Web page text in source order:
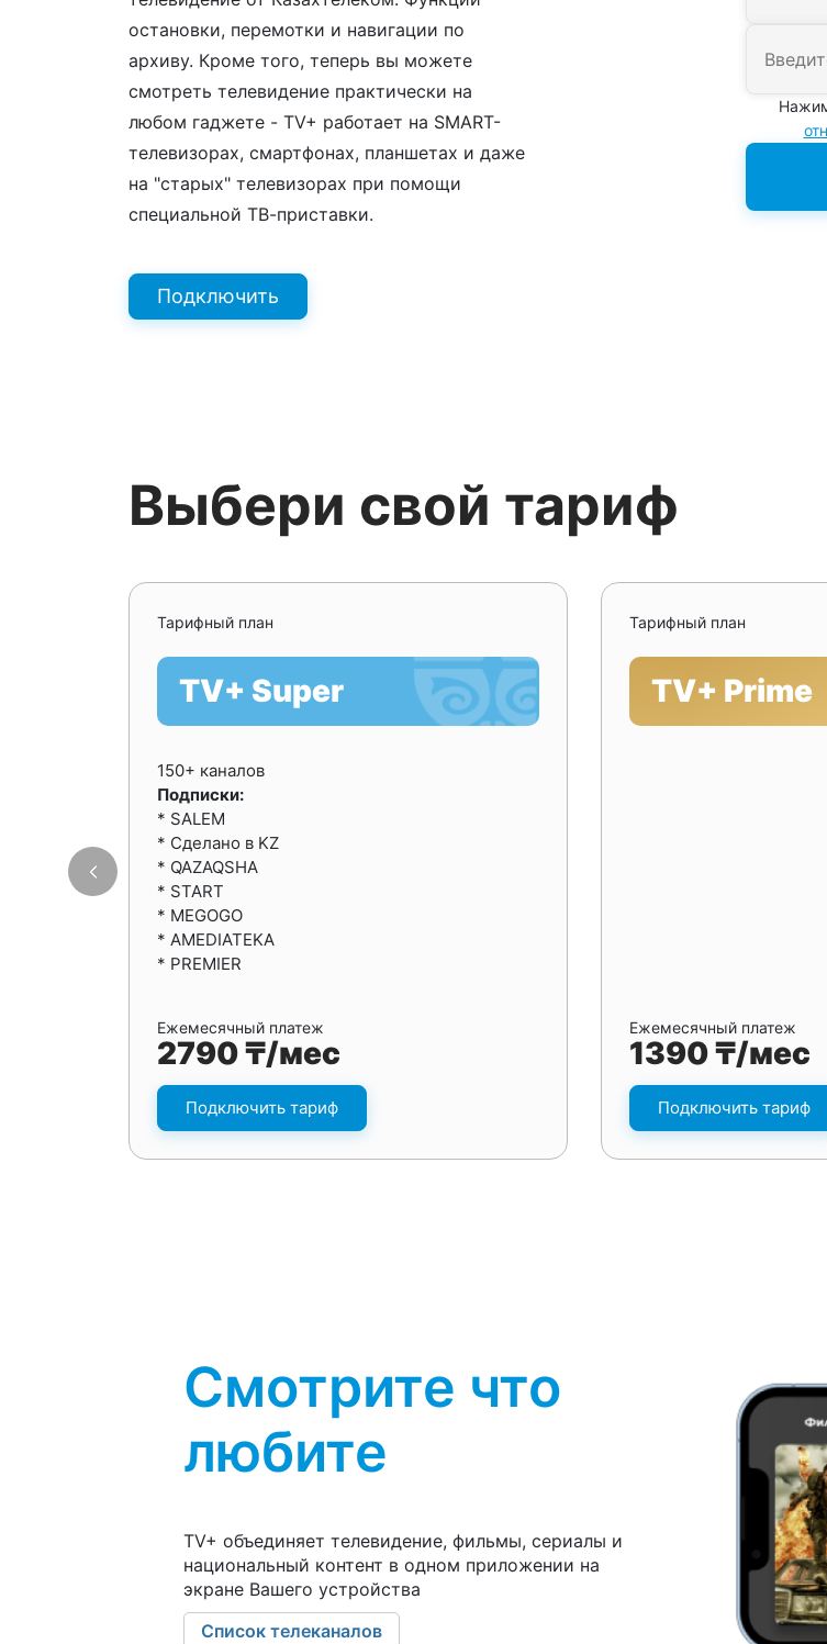
остановки, перемотки и навигации по
архиву. Кроме того, теперь вы можете
смотреть телевидение практически на
любом гаджете - TV+ работает на SMART-
телевизорах, смартфонах, планшетах и даже
на "старых" телевизорах при помощи
специальной ТВ-приставки.
Подключить
Выбери свой тариф
Тарифный план
TV+ Super
150+ каналов
Подписки:
* SALEM
* Сделано в KZ
* QAZAQSHA
* START
* MEGOGO
* AMEDIATEKA
* PREMIER
Ежемесячный платеж
2790 ₸/мес
Подключить тариф
Тарифный план
TV+ Prime
Ежемесячный платеж
1390 ₸/мес
Подключить тариф
Смотрите что
любите
TV+ объединяет телевидение, фильмы, сериалы и
национальный контент в одном приложении на
экране Вашего устройства
Список телеканалов